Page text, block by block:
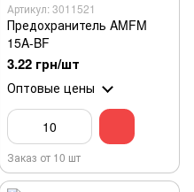
Артикул: 3011521
Предохранитель AMFM
15A-BF
3.22 грн/шт
Оптовые цены
Заказ от 10 шт